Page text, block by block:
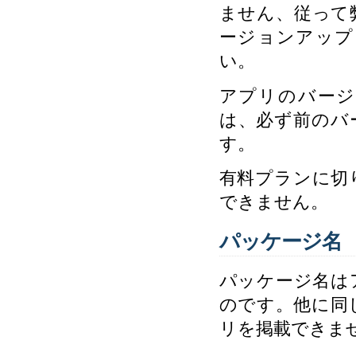
ません、従っ
ージョンアッ
い。
アプリのバー
は、必ず前の
す。
有料プランに切
できません。
パッケージ名
パッケージ名は
のです。他に同
リを掲載できま